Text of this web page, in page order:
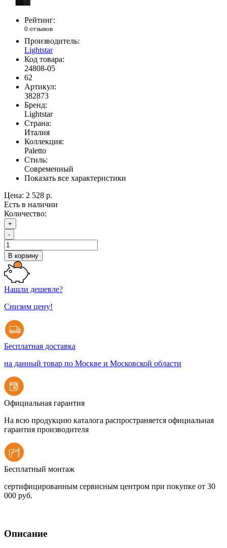
Рейтинг:
0 отзывов
Производитель:
Lightstar
Код товара:
24808-05
62
Артикул:
382873
Бренд:
Lightstar
Страна:
Италия
Коллекция:
Paletto
Стиль:
Современный
Показать все характеристики
Цена: 2 528 р.
Есть в наличии
Количество:
+
-
В корзину
Нашли дешевле?
Снизим цену!
Бесплатная доставка
на данный товар по Москве и Московской области
Официальная гарантия
На всю продукцию каталога распространяется официальная
гарантия производителя
Бесплатный монтаж
сертифицированным сервисным центром при покупке от 30
000 руб.
Описание